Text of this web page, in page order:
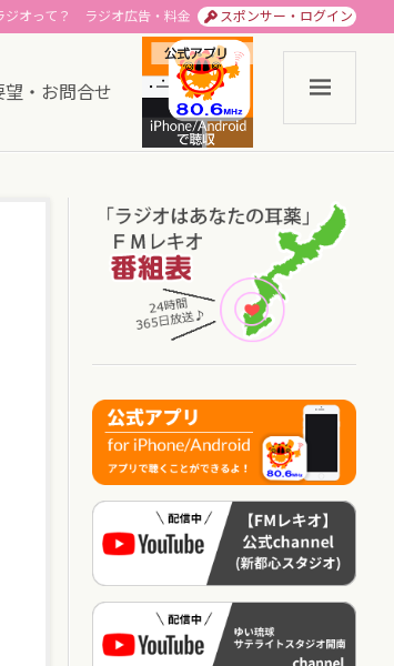
スポンサー・ログイン
ラジオ広告・料金
ジオって？
望・お問合せ